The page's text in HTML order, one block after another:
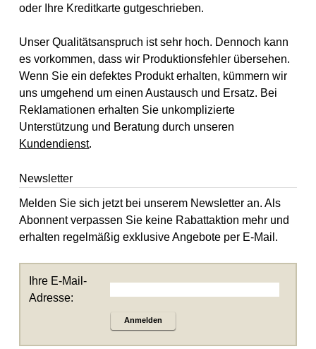
oder Ihre Kreditkarte gutgeschrieben.
Unser Qualitätsanspruch ist sehr hoch. Dennoch kann
es vorkommen, dass wir Produktionsfehler übersehen.
Wenn Sie ein defektes Produkt erhalten, kümmern wir
uns umgehend um einen Austausch und Ersatz. Bei
Reklamationen erhalten Sie unkomplizierte
Unterstützung und Beratung durch unseren
Kundendienst.
Newsletter
Melden Sie sich jetzt bei unserem Newsletter an. Als
Abonnent verpassen Sie keine Rabattaktion mehr und
erhalten regelmäßig exklusive Angebote per E-Mail.
Ihre E-Mail-
Adresse:
Anmelden